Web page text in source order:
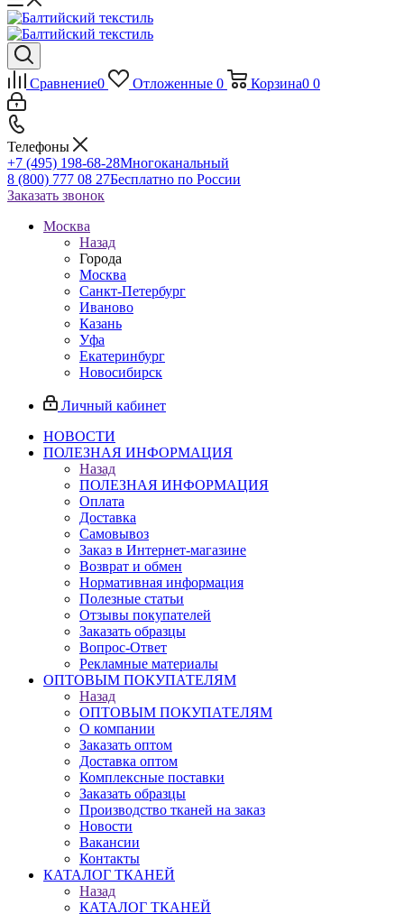
Сравнение0 Отложенные 0 Корзина0 0
Телефоны
+7 (495) 198-68-28Многоканальный
8 (800) 777 08 27Бесплатно по России
Заказать звонок
Москва
Назад
Города
Москва
Санкт-Петербург
Иваново
Казань
Уфа
Екатеринбург
Новосибирск
Личный кабинет
НОВОСТИ
ПОЛЕЗНАЯ ИНФОРМАЦИЯ
Назад
ПОЛЕЗНАЯ ИНФОРМАЦИЯ
Оплата
Доставка
Самовывоз
Заказ в Интернет-магазине
Возврат и обмен
Нормативная информация
Полезные статьи
Отзывы покупателей
Заказать образцы
Вопрос-Ответ
Рекламные материалы
ОПТОВЫМ ПОКУПАТЕЛЯМ
Назад
ОПТОВЫМ ПОКУПАТЕЛЯМ
О компании
Заказать оптом
Доставка оптом
Комплексные поставки
Заказать образцы
Производство тканей на заказ
Новости
Вакансии
Контакты
КАТАЛОГ ТКАНЕЙ
Назад
КАТАЛОГ ТКАНЕЙ